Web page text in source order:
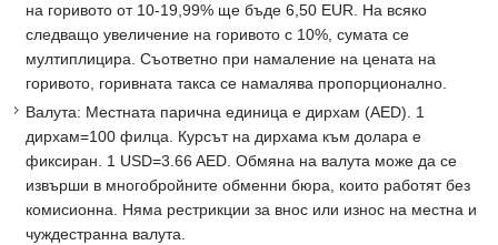
на горивото от 10-19,99% ще бъде 6,50 EUR. На всяко
следващо увеличение на горивото с 10%, сумата се
мултиплицира. Съответно при намаление на цената на
горивото, горивната такса се намалява пропорционално.
Валута: Местната парична единица е дирхам (AED). 1
дирхам=100 филца. Курсът на дирхама към долара е
фиксиран. 1 USD=3.66 AED. Обмяна на валута може да се
извърши в многобройните обменни бюра, които работят без
комисионна. Няма рестрикции за внос или износ на местна и
чуждестранна валута.